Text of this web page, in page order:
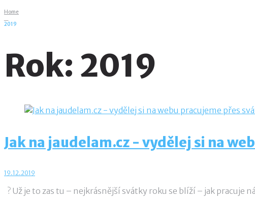
Home
2019
Rok: 2019
Jak na jaudelam.cz - vydělej si na
19.12.2019
? Už je to zas tu – nejkrásnější svátky roku se blíží – jak pracuje